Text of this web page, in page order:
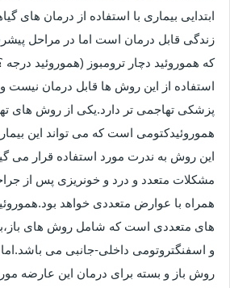
ابتدایی بیماری با استفاده از درمان های
زندگی قابل درمان است اما در مراحل
که هموروئید دچار ترومبوز (هموروئید
استفاده از این روش ها قابل درمان نیست
پزشکی تهاجمی تر دارد.یکی از روش های
هموروئیدکتومی است که می تواند این
این روش به ندرت مورد استفاده قرار می
مشکلات متعدد و درد و خونریزی پس از
همراه با عوارض متعددی خواهد
های متعددی است که شامل روش های
و اسفنگتروتومی داخلی-جانبی می
روش باز و بسته برای درمان این عارضه